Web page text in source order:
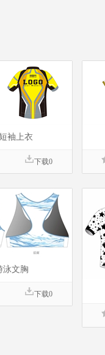
袖上衣
下载0
泳文胸
下载0